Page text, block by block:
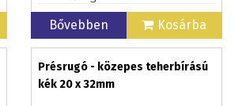
Bővebben Kosárba
Présrugó - közepes teherbírású
kék 20 x 32mm